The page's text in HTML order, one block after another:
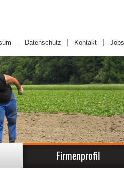
Datenschutz Kontakt Jobs
Firmenprofil